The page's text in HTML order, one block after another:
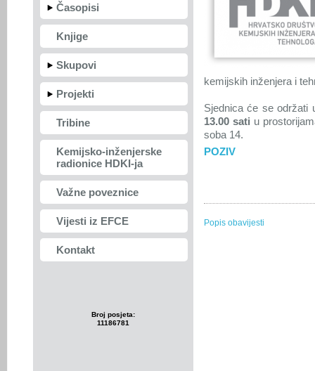
Časopisi
Knjige
Skupovi
Projekti
Tribine
Kemijsko-inženjerske
radionice HDKI-ja
Važne poveznice
Vijesti iz EFCE
Kontakt
Broj posjeta:
11186781
kemijskih inženjera i
Sjednica će se održati
13.00 sati u
soba 14.
POZIV
Popis obavijesti